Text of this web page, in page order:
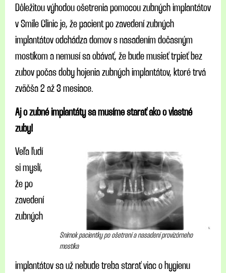
Dôležitou výhodou ošetrenia pomocou zubných implantátov
v Smile Clinic je, že pacient po zavedení zubných
implantátov odchádza domov s nasadením dočasným
mostíkom a nemusí sa obávať, že bude musieť trpieť bez
zubov počas doby hojenia zubných implantátov, ktoré trvá
zväčša 2 až 3 mesiace.
Aj o zubné implantáty sa musíme starať ako o vlastné
zuby!
Snímok pacientky po ošetrení a nasadení provizórneho
mostíka
Veľa ľudí
si myslí,
že po
zavedení
zubných
implantátov sa už nebude treba starať viac o hygienu